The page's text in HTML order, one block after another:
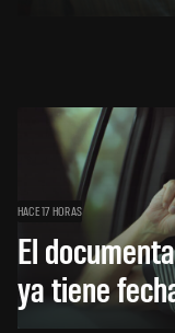
HACE 17 HORAS
El
ya tiene